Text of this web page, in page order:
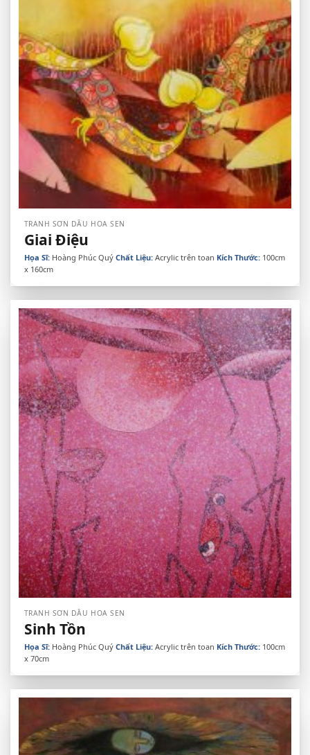
TRANH SƠN DẦU HOA SEN
Giai Điệu
Họa Sĩ:Hoàng Phúc Quý Chất Liệu:Acrylic trên toan Kích Thước:100cm
x 160cm
TRANH SƠN DẦU HOA SEN
Sinh Tồn
Họa Sĩ:Hoàng Phúc Quý Chất Liệu:Acrylic trên toan Kích Thước:100cm
x 70cm